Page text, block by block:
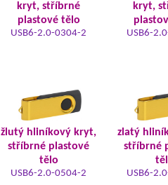
kryt, stříbrné
plastové tělo
USB6-2.0-0304-2
kryt,
USB6-
žlutý hliníkový kryt,
stříbrné plastové
tělo
USB6-2.0-0504-2
zlatý
stříbrné
USB6-